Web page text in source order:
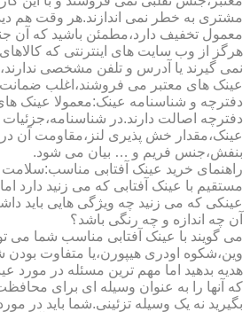
مشتری به خطر نمی اندازند.هر وقت هم
معمول تخفیف دارد،مطمئن باشید که
هرگز از وب سایت های اینترنتی که
نمی گیرند یا آدرس و تلفن مشخصی
عینک های معتبر می فروشند،اغلب ضمانت
دفترچه و شناسنامه عینک:معمولا عینک
دفترچه اصالت دارند.در
عینک،مقدار خش پذیری لنز،مقاومت آن در
بنفش،جنس فریم و … بیان می شود.
راهنمای خرید عینک آفتابی
مستقیم با عینک آفتابی که می زنید دارد
عینکی که می زنید چه ویژگی هایی باید
آن چه اندازه و چه رنگی باشد؟
می گویند با عینک آفتابی مناسب شما می
وین،شکوه اودری هیپورن،یا متفاوت بودن
هدیه بدهید اما مهم ترین مسئله در مورد
که آنها را به عنوان وسیله ای برای
بگیرید نه یک وسیله تزئینی.شما باید در